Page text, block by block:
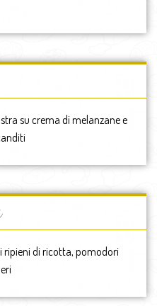
su crema di melanzane e
ripieni di ricotta, pomodori